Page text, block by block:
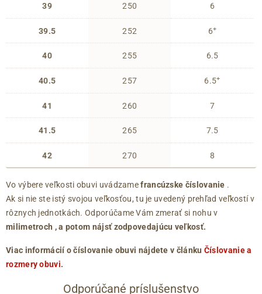
39
39.5
40
40.5
41
41.5
42
250
252
255
257
260
265
270
6
6+
6.5
6.5+
7
7.5
8
Vo výbere veľkosti obuvi uvádzamefrancúzske číslovanie .
Ak si nie ste istý svojou veľkosťou, tu je uvedený prehľad veľkostí v
rôznych jednotkách. Odporúčame Vám zmerať si nohu v
milimetroch , a potom nájsť zodpovedajúcu veľkosť.
Viac informácií o číslovanie obuvi nájdete v článku Číslovanie a
rozmery obuvi.
Odporúčané príslušenstvo